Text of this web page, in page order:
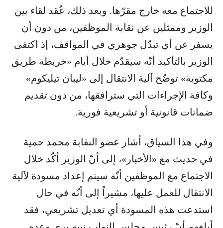
للاجتماع معه خارج مقرّها. وبعد ذلك، عُقد لقاء بين
الوزير وممثلين عن نقابة الموظفين، من دون أن
يسفر عن أي تبدّل جوهري في المواقف، إذ اكتفى
الوزير بالتأكيد أنّه سيقدّم خلال أيام «خريطة طريق
مكتوبة» توضّح آلية الانتقال إلى «ليبان تيليكوم»
وكافة الإجراءات التي سترافقها، من دون تقديم
ضمانات قانونية أو تشريعية فورية.
وفي هذا السياق، أشار عضو النقابة محمد حمية
في حديث مع «الأخبار»، إلى أنّ الوزير أكّد خلال
الاجتماع مع الموظفين أنّه سيتم إعداد مسودة لآلية
الانتقال للعمل عليها، مشيراً إلى أنّه في حال
استدعت هذه المسودة أي تعديل تشريعي، فقد